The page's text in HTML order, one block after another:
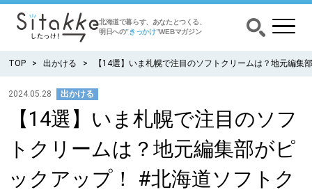
北海道で暮らす、あなたとつくる、
明日への”きっかけ”WEBマガジン
CATEGORY カテゴリー
食べる
TOP 出かける 【14選】いま札幌で注目のソフトクリームは？地元編
2024.05.28 出かける
【14選】いま札幌で注目のソフ
トクリームは？地元編集部がピ
ックアップ！ #北海道ソフトク